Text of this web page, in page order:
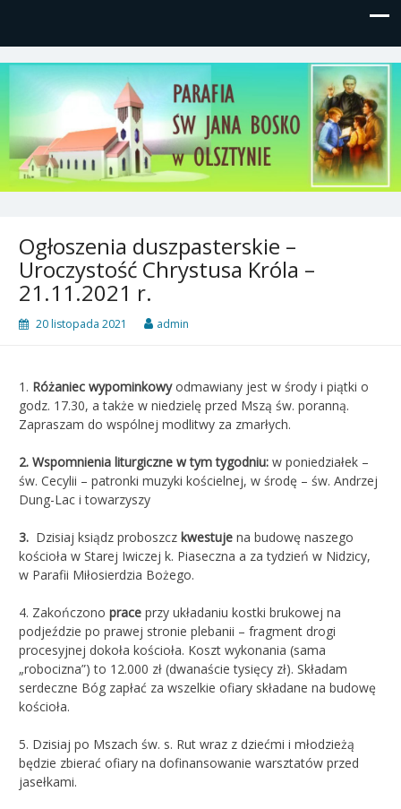
Parafia św, Jana Bosko w
Olsztynie
Gutkowo, ul. Żółkiewskiego 1
Ogłoszenia duszpasterskie –
Uroczystość Chrystusa Króla –
21.11.2021 r.
20 listopada 2021 admin
1. Różaniec wypominkowyodmawiany jest w środy i piątki o
godz. 17.30, a także w niedzielę przed Mszą św. poranną.
Zapraszam do wspólnej modlitwy za zmarłych.
2. Wspomnienia liturgiczne w tym tygodniu: w poniedziałek –
św. Cecylii – patronki muzyki kościelnej, w środę – św. Andrzej
Dung-Lac i towarzyszy
3. Dzisiaj ksiądz proboszcz kwestuje na budowę naszego
kościoła w Starej Iwiczej k. Piaseczna a za tydzień w Nidzicy,
w Parafii Miłosierdzia Bożego.
4. Zakończono prace przy układaniu kostki brukowej na
podjeździe po prawej stronie plebanii – fragment drogi
procesyjnej dokoła kościoła. Koszt wykonania (sama
„robocizna”) to 12.000 zł (dwanaście tysięcy zł). Składam
serdeczne Bóg zapłać za wszelkie ofiary składane na budowę
kościoła.
5. Dzisiaj po Mszach św. s. Rut wraz z dziećmi i młodzieżą
będzie zbierać ofiary na dofinansowanie warsztatów przed
jasełkami.